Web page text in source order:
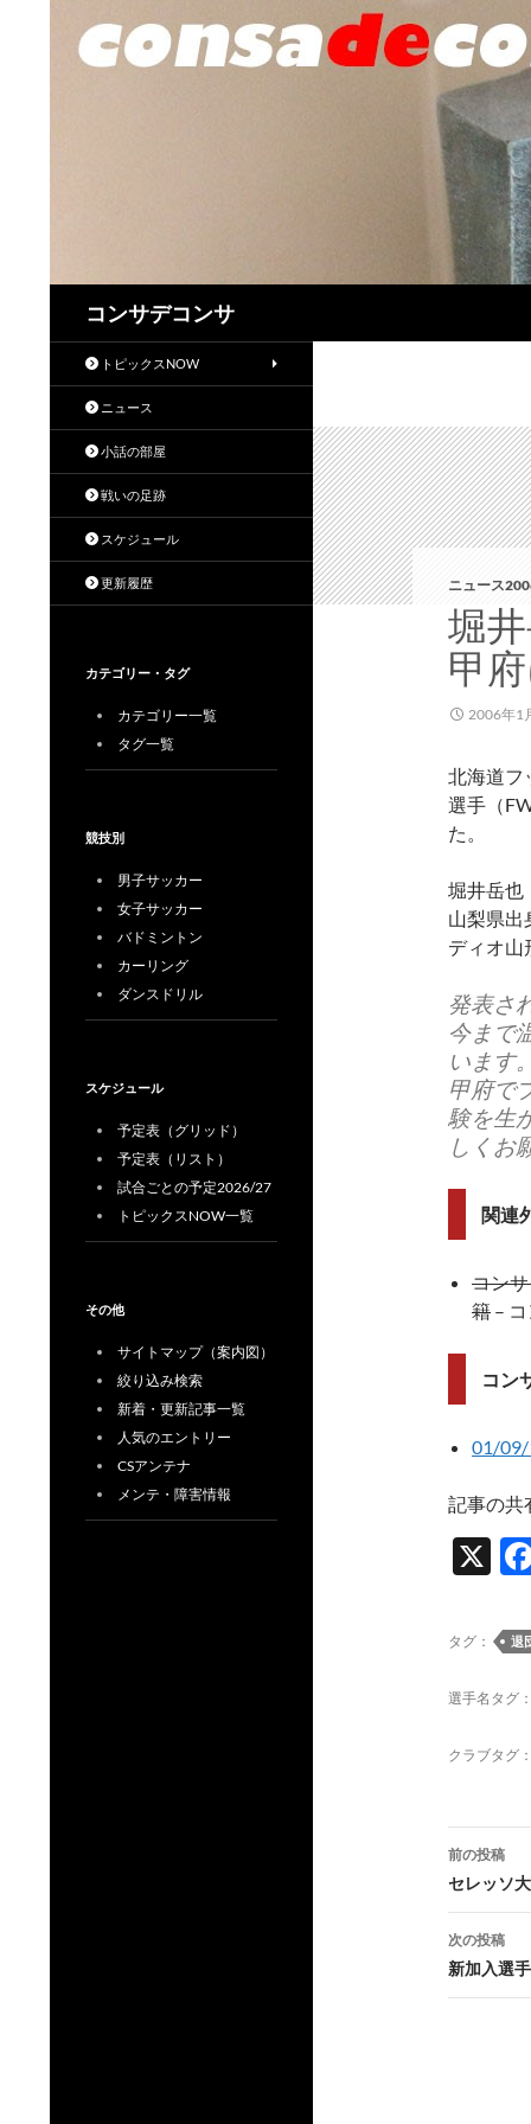
コンサデコンサ
ニュース
堀
甲
2006年1
北海道フ
選手（
た。
堀井岳也
山梨県出
ディオ山
発表さ
今まで
います
甲府で
験を生
しくお
関連
コン
籍 –
コン
01/09/
記事の共
X
タグ： 退
選手名タグ
クラブタグ
投
稿
ナ
ビ
前の投稿
セレッソ
次の投稿
新加入選
トピックスNOW
ニュース
小話の部屋
戦いの足跡
スケジュール
更新履歴
カテゴリー・タグ
カテゴリー一覧
タグ一覧
競技別
男子サッカー
女子サッカー
バドミントン
カーリング
ダンスドリル
スケジュール
予定表（グリッド）
予定表（リスト）
試合ごとの予定2026/27
トピックスNOW一覧
その他
サイトマップ（案内図）
絞り込み検索
新着・更新記事一覧
人気のエントリー
CSアンテナ
メンテ・障害情報